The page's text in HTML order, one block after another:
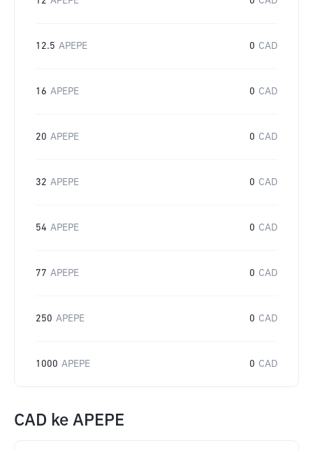
12.5 APEPE 0 CAD
16 APEPE 0 CAD
20 APEPE 0 CAD
32 APEPE 0 CAD
54 APEPE 0 CAD
77 APEPE 0 CAD
250 APEPE 0 CAD
1000 APEPE 0 CAD
CAD ke APEPE